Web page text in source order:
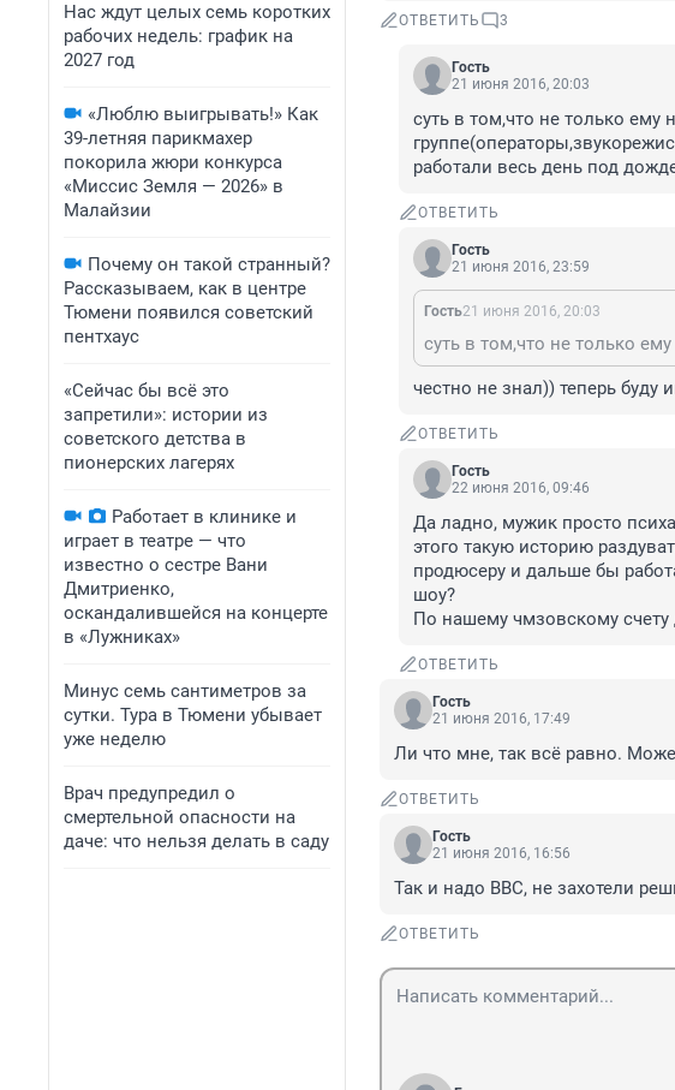
Нас ждут целых семь коротких
рабочих недель: график на
2027 год
«Люблю выигрывать!» Как
39-летняя парикмахер
покорила жюри конкурса
«Миссис Земля — 2026» в
Малайзии
Почему он такой странный?
Рассказываем, как в центре
Тюмени появился советский
пентхаус
«Сейчас бы всё это
запретили»: истории из
советского детства в
пионерских лагерях
Работает в клинике и
играет в театре — что
известно о сестре Вани
Дмитриенко,
оскандалившейся на концерте
в «Лужниках»
Минус семь сантиметров за
сутки. Тура в Тюмени убывает
уже неделю
Врач предупредил о
смертельной опасности на
даче: что нельзя делать в саду
ОТВЕТИТЬ 3
Гость
21 июня 2016, 20:03
суть в том,что не только ему
работали весь день под
ОТВЕТИТЬ
Гость
21 июня 2016, 23:59
Гость21 июня 2016, 20:03
честно не знал)) теперь буду
ОТВЕТИТЬ
Гость
22 июня 2016, 09:46
Да ладно, мужик просто
этого такую историю
продюсеру и дальше бы
шоу?
По нашему чмзовскому счету
ОТВЕТИТЬ
Гость
21 июня 2016, 17:49
Ли что мне, так всё равно.
ОТВЕТИТЬ
Гость
21 июня 2016, 16:56
Так и надо ВВС, не захотели
ОТВЕТИТЬ